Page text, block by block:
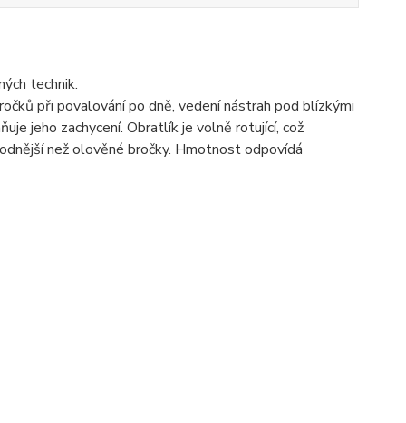
technik.
při povalování po dně, vedení nástrah pod blízkými
jeho zachycení. Obratlík je volně rotující, což
než olověné bročky. Hmotnost odpovídá